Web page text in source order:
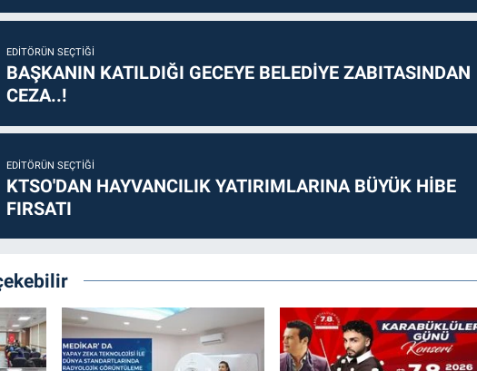
EDITÖRÜN SEÇTIĞI
BAŞKANIN KATILDIĞI GECEYE BELEDİYE ZABITASINDAN
CEZA..!
EDITÖRÜN SEÇTIĞI
KTSO'DAN HAYVANCILIK YATIRIMLARINA BÜYÜK HİBE
FIRSATI